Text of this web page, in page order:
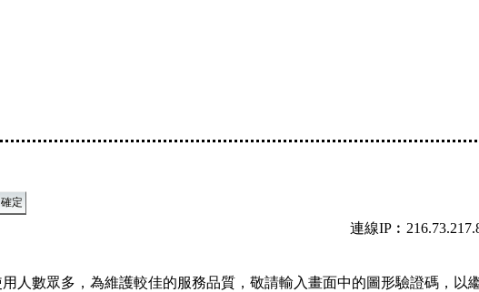
連線
人數眾多，為維護較佳的服務品質，敬請輸入畫面中的圖形驗證碼，以